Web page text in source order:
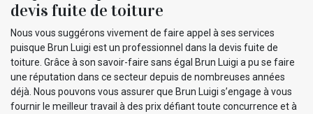
devis fuite de toiture
Nous vous suggérons vivement de faire appel à ses services
puisque Brun Luigi est un professionnel dans la devis fuite de
toiture. Grâce à son savoir-faire sans égal Brun Luigi a pu se faire
une réputation dans ce secteur depuis de nombreuses années
déjà. Nous pouvons vous assurer que Brun Luigi s’engage à vous
fournir le meilleur travail à des prix défiant toute concurrence et à